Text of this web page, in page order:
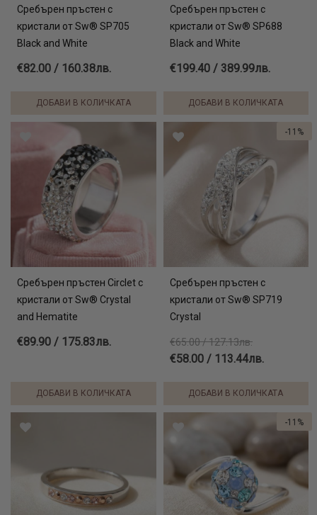
Сребърен пръстен с
кристали от Sw® SP705
Black and White
€82.00 / 160.38лв.
ДОБАВИ В КОЛИЧКАТА
Сребърен пръстен с
кристали от Sw® SP688
Black and White
€199.40 / 389.99лв.
ДОБАВИ В КОЛИЧКАТА
Сребърен пръстен Circlet с
кристали от Sw® Crystal
and Hematite
€89.90 / 175.83лв.
ДОБАВИ В КОЛИЧКАТА
Сребърен пръстен с
кристали от Sw® SP719
Crystal
€65.00 / 127.13лв.
€58.00 / 113.44лв.
ДОБАВИ В КОЛИЧКАТА
-11%
-11%